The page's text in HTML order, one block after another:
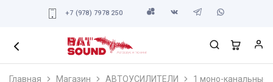
+7 (978) 7978 250
Главная Магазин АВТОУСИЛИТЕЛИ 1 моно-канальные